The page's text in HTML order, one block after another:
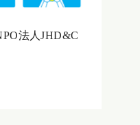
法人JHD&C